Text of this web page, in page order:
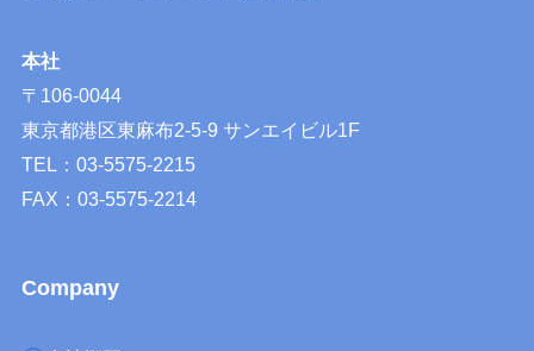
本社
〒106-0044
東京都港区東麻布2-5-9 サンエイビル1F
TEL：03-5575-2215
FAX：03-5575-2214
Company